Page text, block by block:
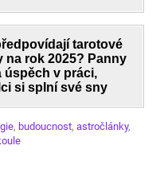
tarotové
na rok 2025? Panny
úspěch v práci,
si splní své sny
, budoucnost, astročlánky,